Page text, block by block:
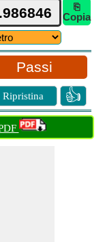
⎘
Copia
Passi
Ripristina 👍